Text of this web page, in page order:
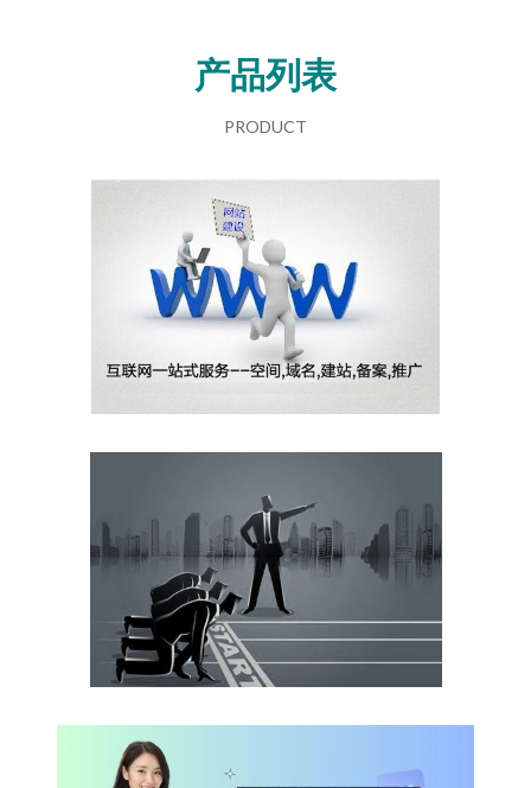
产品列表
PRODUCT